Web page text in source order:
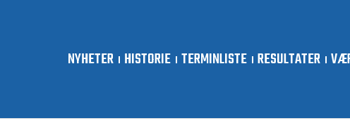
NYHETER HISTORIE TERMINLISTE RESULTATER